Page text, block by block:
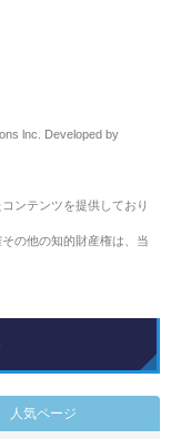
lnc. Developed by
ンテンツを提供しており
の他の知的財産権は、当
人気ページ